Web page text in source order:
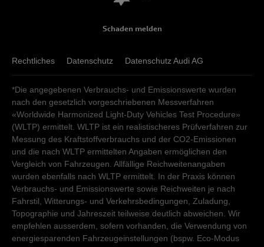
Samstag
08:30
12:00
Kundendienst
12:00 13:00
Freitag
07:15- 12:00 - 17:30
Samstag - Sonntag
geschlossen
Montag - Freitag 08:30-11:30 13:00-18:00
Samstag
09:00-12:00
Sonntag
geschlossen
Kundendienst
Montag - Freitag 07:15-12:00 13:00 -18:00
Samstag - Sonntag
geschlossen
Schaden melden
Rechtliches Datenschutz Datenschutz Audi AG
*Die angegebenen Verbrauchs- und Emissionswerte wurden
nach den gesetzlich vorgeschriebenen Messverfahren
«Worldwide Harmonized Light-Duty Vehicles Test Procedure»
(WLTP) ermittelt. WLTP ist ein realistischeres Prüfverfahren zur
Messung des Kraftstoffverbrauchs und der CO2-Emissionen
und die nach WLTP ermittelten Angaben ermöglichen den
Vergleich von Fahrzeugen. Allfällige Reichweitenangaben
wurden ebenfalls nach WLTP ermittelt. In der Praxis können
Verbrauchs- und Emissionswerte sowie Reichweiten je nach
Fahrstil, Witterungs- und Verkehrsbedingungen, Zuladung,
Topographie und Jahreszeit teilweise deutlich abweichen. Wir
empfehlen ausserdem, sofern vorhanden, die Verwendung von
energiesparenden Fahrzeugeinstellungen (bspw. Eco-Modus